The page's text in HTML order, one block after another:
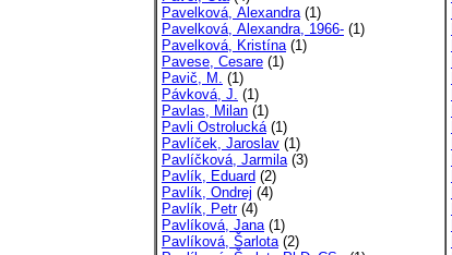
Pavelková, Alexandra(1)
Pavelková, Alexandra, 1966- (1)
Pavelková, Kristína(1)
Pavese, Cesare (1)
Pavič, M. (1)
Pávková, J. (1)
Pavlas, Milan (1)
Pavli Ostrolucká(1)
Pavlíček, Jaroslav (1)
Pavlíčková, Jarmila(3)
Pavlík, Eduard (2)
Pavlík, Ondrej (4)
Pavlík, Petr(4)
Pavlíková, Jana(1)
Pavlíková, Šarlota(2)